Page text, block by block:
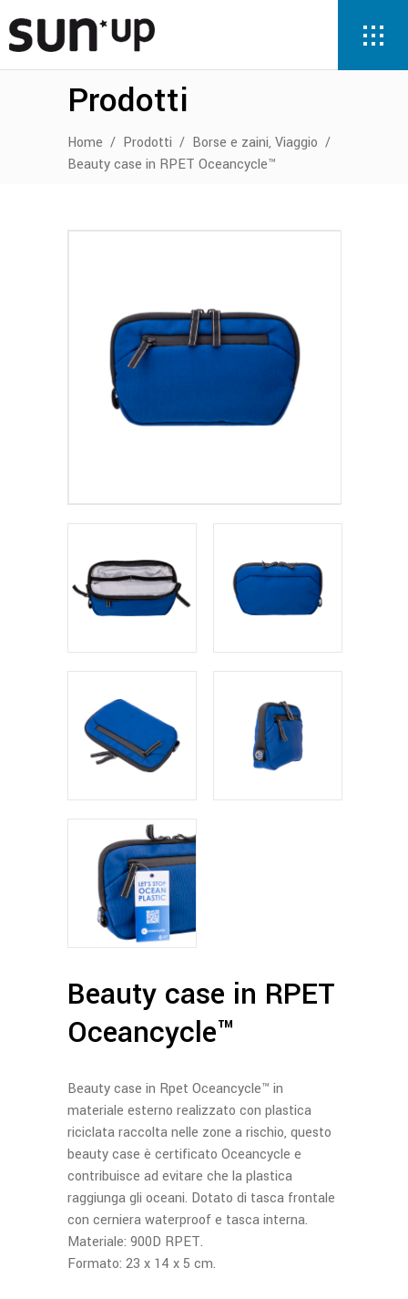
Prodotti
Home / Prodotti / Borse e zaini, Viaggio /
Beauty case in RPET Oceancycle™
Beauty case in RPET
Oceancycle™
Beauty case in Rpet Oceancycle™ in
materiale esterno realizzato con plastica
riciclata raccolta nelle zone a rischio, questo
beauty case è certificato Oceancycle e
contribuisce ad evitare che la plastica
raggiunga gli oceani. Dotato di tasca frontale
con cerniera waterproof e tasca interna.
Materiale: 900D RPET.
Formato: 23 x 14 x 5 cm.